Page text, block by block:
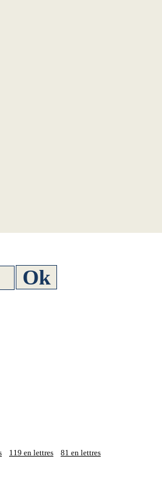
119 en lettres 81 en lettres